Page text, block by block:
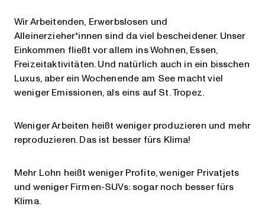
Wir Arbeitenden, Erwerbslosen und
Alleinerzieher*innen sind da viel bescheidener. Unser
Einkommen fließt vor allem ins Wohnen, Essen,
Freizeitaktivitäten. Und natürlich auch in ein bisschen
Luxus, aber ein Wochenende am See macht viel
weniger Emissionen, als eins auf St. Tropez.
Weniger Arbeiten heißt weniger produzieren und mehr
reproduzieren. Das ist besser fürs Klima!
Mehr Lohn heißt weniger Profite, weniger Privatjets
und weniger Firmen-SUVs: sogar noch besser fürs
Klima.